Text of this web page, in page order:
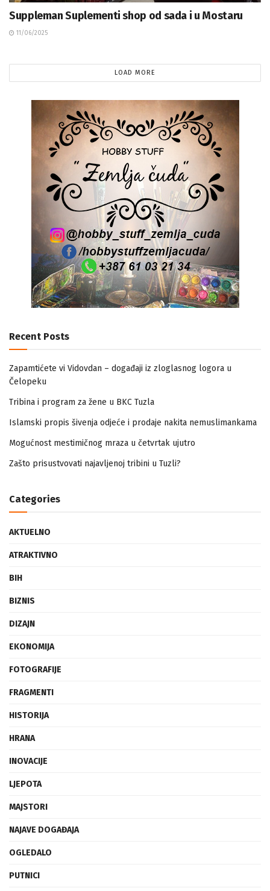
Suppleman Suplementi shop od sada i u Mostaru
11/06/2025
LOAD MORE
Recent Posts
Zapamtićete vi Vidovdan – događaji iz zloglasnog logora u
Čelopeku
Tribina i program za žene u BKC Tuzla
Islamski propis šivenja odjeće i prodaje nakita nemuslimankama
Mogućnost mestimičnog mraza u četvrtak ujutro
Zašto prisustvovati najavljenoj tribini u Tuzli?
Categories
AKTUELNO
ATRAKTIVNO
BIH
BIZNIS
DIZAJN
EKONOMIJA
FOTOGRAFIJE
FRAGMENTI
HISTORIJA
HRANA
INOVACIJE
LJEPOTA
MAJSTORI
NAJAVE DOGAĐAJA
OGLEDALO
PUTNICI